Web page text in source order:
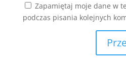
Zapamiętaj moje dane w
podczas pisania kolejnych